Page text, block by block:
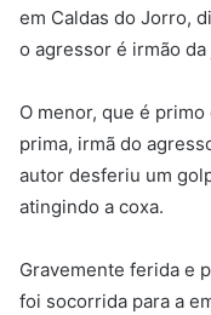
em Caldas do Jorro,
o agressor é irmão
O menor, que é
prima, irmã do
autor desferiu um
atingindo a coxa.
Gravemente ferida e
foi socorrida para a